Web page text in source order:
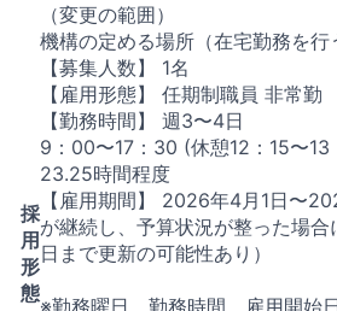
（変更の範囲）
機構の定める場所（在宅勤務を行
採
用
形
態
【募集人数】 1名
【雇用形態】 任期制職員 非常勤
【勤務時間】 週3〜4日
9：00〜17：30 (休憩12：15〜
23.25時間程度
【雇用期間】 2026年4月1日〜
が継続し、予算状況が整った場
日まで更新の可能性あり）
※勤務曜日、勤務時間、雇用開始